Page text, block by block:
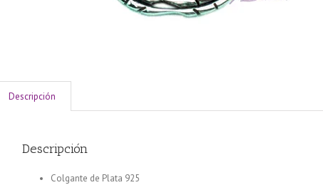
Descripción
Descripción
Colgante de Plata 925